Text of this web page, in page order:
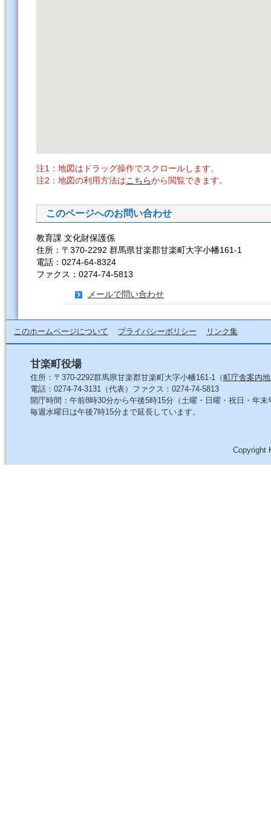
注1：地図はドラッグ操作でスクロールします。
注2：地図の利用方法はこちらから閲覧できます。
このページへのお問い合わせ
教育課 文化財保護係
住所：〒370-2292 群馬県甘楽郡甘楽町大字小幡161-1
電話：0274-64-8324
ファクス：0274-74-5813
メールで問い合わせ
このホームページについて プライバシーポリシー リンク集
甘楽町役場
住所：〒370-2292群馬県甘楽郡甘楽町大字小幡161-1（町庁舎案内
電話：0274-74-3131（代表）ファクス：0274-74-5813
開庁時間：午前8時30分から午後5時15分（土曜・日曜・祝日・年末
毎週水曜日は午後7時15分まで延長しています。
Copyright